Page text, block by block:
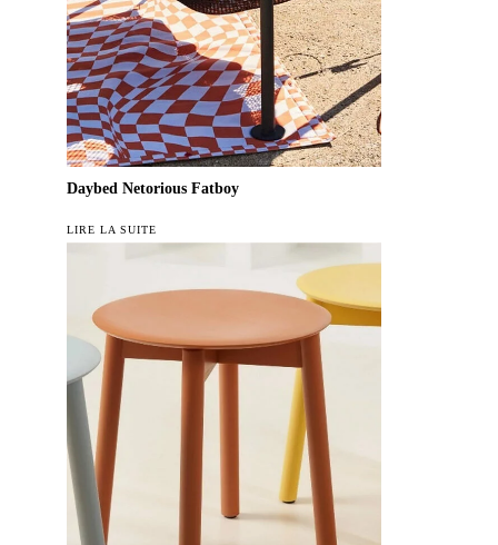
Daybed Netorious Fatboy
LIRE LA SUITE